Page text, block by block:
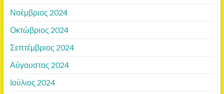
Νοέμβριος 2024
Οκτώβριος 2024
Σεπτέμβριος 2024
Αύγουστος 2024
Ιούλιος 2024